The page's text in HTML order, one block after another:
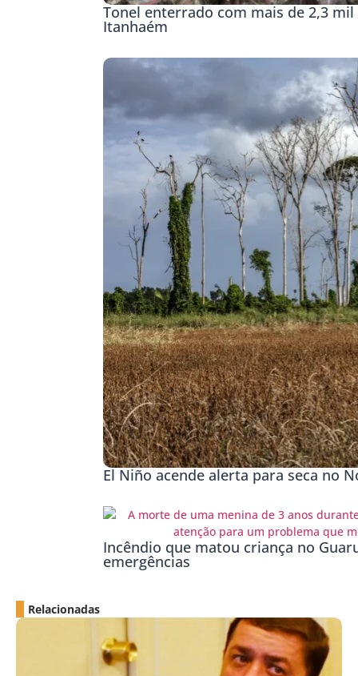
Tonel enterrado com mais de 2,3
Itanhaém
El Niño acende alerta para seca no
Incêndio que matou criança no
emergências
Relacionadas